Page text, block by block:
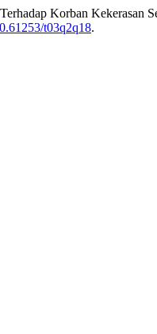
Korban Kekerasan
t03q2q18.